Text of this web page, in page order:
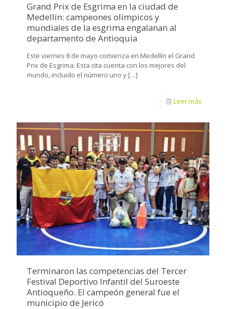
Grand Prix de Esgrima en la ciudad de
Medellín: campeones olímpicos y
mundiales de la esgrima engalanan al
departamento de Antioquia
Este viernes 8 de mayo comienza en Medellín el Grand
Prix de Esgrima. Esta cita cuenta con los mejores del
mundo, incluido el número uno y […]
Leer más
Terminaron las competencias del Tercer
Festival Deportivo Infantil del Suroeste
Antioqueño. El campeón general fue el
municipio de Jericó